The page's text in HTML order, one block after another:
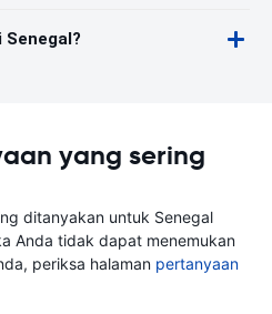
Senegal?
yang sering
ditanyakan untuk Senegal
Anda tidak dapat menemukan
periksa halaman pertanyaan